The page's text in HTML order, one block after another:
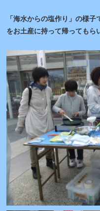
「海水からの塩作り」の様
をお土産に持って帰ってもら